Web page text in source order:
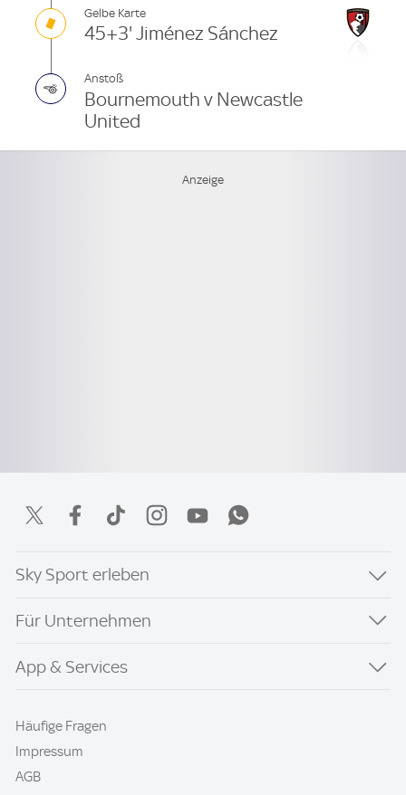
Gelbe Karte
45+3' Jiménez Sánchez
Anstoß
Bournemouth v Newcastle
United
Sky Sport erleben
Für Unternehmen
App & Services
Häufige Fragen
Impressum
AGB